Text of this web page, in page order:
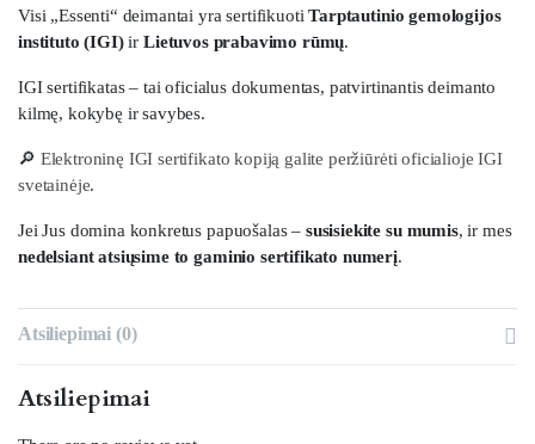
Visi „Essenti“ deimantai yra sertifikuotiTarptautinio gemologijos
instituto (IGI)ir Lietuvos prabavimo rūmų.
IGI sertifikatas – tai oficialus dokumentas, patvirtinantis deimanto
kilmę, kokybę ir savybes.
🔎 Elektroninę IGI sertifikato kopiją galite peržiūrėti oficialioje IGI
svetainėje.
Jei Jus domina konkretus papuošalas – susisiekite su mumis, ir mes
nedelsiant atsiųsime to gaminio sertifikato numerį.
Atsiliepimai (0)
Atsiliepimai